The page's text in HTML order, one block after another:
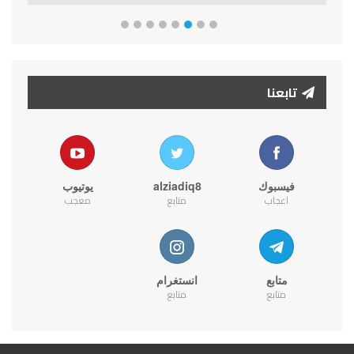
تابعنا
فيسبوك
اعجاب
alziadiq8
متابع
يوتيوب
معجب
متابع
متابع
انستغرام
متابع